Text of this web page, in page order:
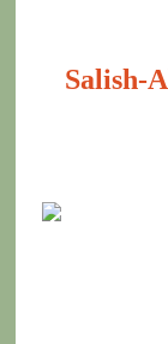
Salish-